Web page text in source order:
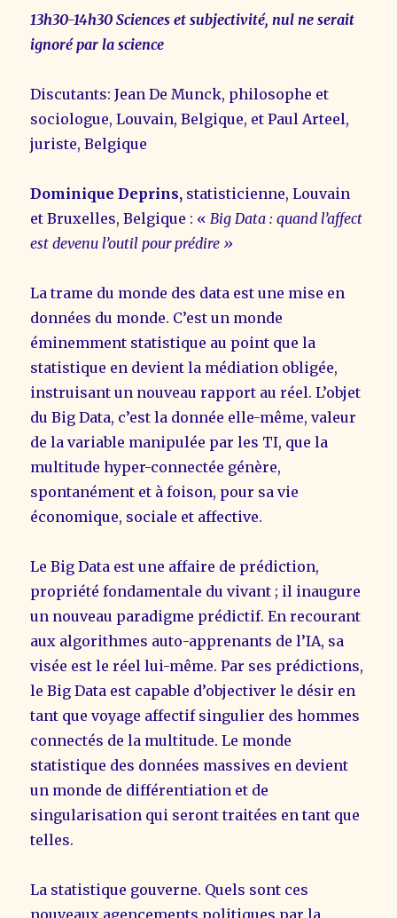
13h30-14h30 Sciences et subjectivité, nul ne serait
ignoré par la science
Discutants: Jean De Munck, philosophe et
sociologue, Louvain, Belgique, et Paul Arteel,
juriste, Belgique
Dominique Deprins, statisticienne, Louvain
et Bruxelles, Belgique : « Big Data : quand l’affect
est devenu l’outil pour prédire »
La trame du monde des data est une mise en
données du monde. C’est un monde
éminemment statistique au point que la
statistique en devient la médiation obligée,
instruisant un nouveau rapport au réel. L’objet
du Big Data, c’est la donnée elle-même, valeur
de la variable manipulée par les TI, que la
multitude hyper-connectée génère,
spontanément et à foison, pour sa vie
économique, sociale et affective.
Le Big Data est une affaire de prédiction,
propriété fondamentale du vivant ; il inaugure
un nouveau paradigme prédictif. En recourant
aux algorithmes auto-apprenants de l’IA, sa
visée est le réel lui-même. Par ses prédictions,
le Big Data est capable d’objectiver le désir en
tant que voyage affectif singulier des hommes
connectés de la multitude. Le monde
statistique des données massives en devient
un monde de différentiation et de
singularisation qui seront traitées en tant que
telles.
La statistique gouverne. Quels sont ces
nouveaux agencements politiques par la